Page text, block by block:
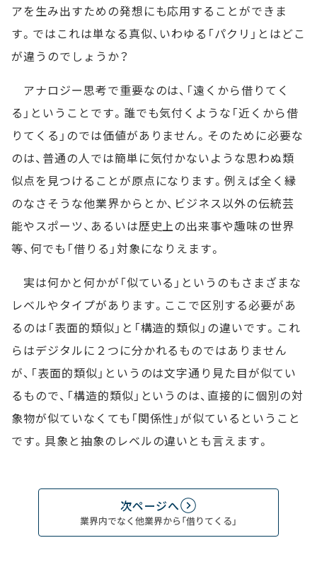
アを生み出すための発想にも応用することができま
す。ではこれは単なる真似、いわゆる「パクリ」とはどこ
が違うのでしょうか？
アナロジー思考で重要なのは、「遠くから借りてく
る」ということです。誰でも気付くような「近くから借
りてくる」のでは価値がありません。そのために必要な
のは、普通の人では簡単に気付かないような思わぬ類
似点を見つけることが原点になります。例えば全く縁
のなさそうな他業界からとか、ビジネス以外の伝統芸
能やスポーツ、あるいは歴史上の出来事や趣味の世界
等、何でも「借りる」対象になりえます。
実は何かと何かが「似ている」というのもさまざまな
レベルやタイプがあります。ここで区別する必要があ
るのは「表面的類似」と「構造的類似」の違いです。これ
らはデジタルに２つに分かれるものではありません
が、「表面的類似」というのは文字通り見た目が似てい
るもので、「構造的類似」というのは、直接的に個別の対
象物が似ていなくても「関係性」が似ているということ
です。具象と抽象のレベルの違いとも言えます。
次ページへ
業界内でなく他業界から「借りてくる」